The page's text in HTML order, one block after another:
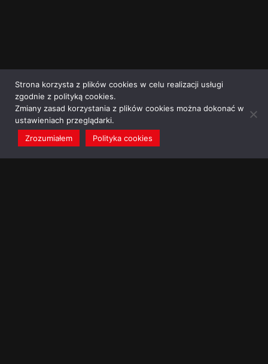
Strona korzysta z plików cookies w celu realizacji usługi
zgodnie z polityką cookies.
Zmiany zasad korzystania z plików cookies można dokonać w
ustawieniach przeglądarki.
Zrozumiałem
Polityka cookies